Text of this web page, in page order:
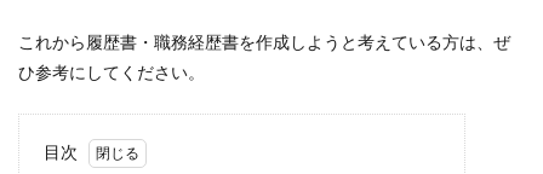
これから履歴書・職務経歴書を作成しようと考えている方は、ぜ
ひ参考にしてください。
目次